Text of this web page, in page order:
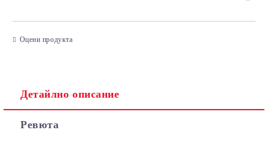
Оцени продукта
Детайлно описание
Ревюта